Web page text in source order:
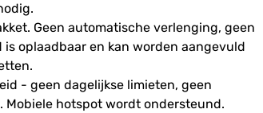
Geen automatische verlenging, geen
is oplaadbaar en kan worden aangevuld
- geen dagelijkse limieten, geen
Mobiele hotspot wordt ondersteund.